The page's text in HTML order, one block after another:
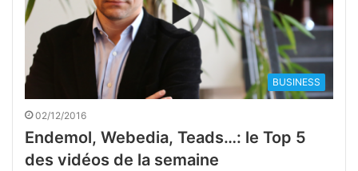
BUSINESS
02/12/2016
Endemol, Webedia, Teads…: le Top 5
des vidéos de la semaine